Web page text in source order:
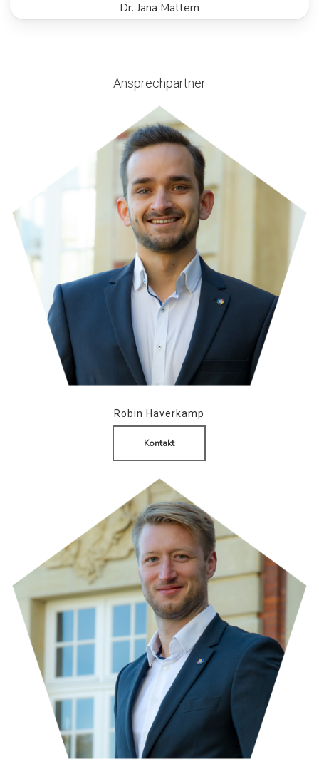
Dr. Jana Mattern
Ansprechpartner
Robin Haverkamp
Kontakt